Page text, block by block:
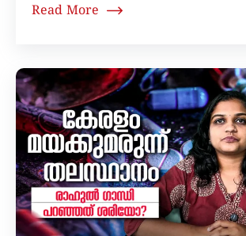
Read More